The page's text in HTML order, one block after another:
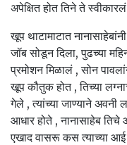
अपेक्षित होत तिने ते स्वीकारलं
खूप थाटामाटात
जॉब सोडून दिला, पुढच्या
प्रमोशन मिळालं , सोन
खूप कौतुक होत , तिच्या
गेले , त्यांच्या जाण्याने अवनी
आधार होते , नानासाहेब
एखाद वासरू कस त्याच्या आई